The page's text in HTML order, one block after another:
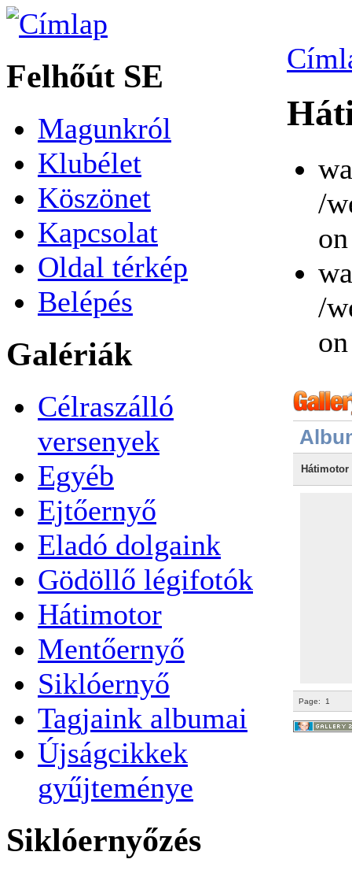
Felhőút SE
Magunkról
Klubélet
Köszönet
Kapcsolat
Oldal térkép
Belépés
Galériák
Célraszálló
versenyek
Egyéb
Ejtőernyő
Eladó dolgaink
Gödöllő légifotók
Hátimotor
Mentőernyő
Siklóernyő
Tagjaink albumai
Újságcikkek
gyűjteménye
Siklóernyőzés
/
/
Hátimotor
Page: 1